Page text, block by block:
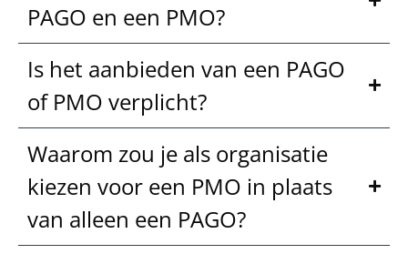
PAGO en een PMO?
Is het aanbieden van een PAGO
of PMO verplicht?
Waarom zou je als organisatie
kiezen voor een PMO in plaats
van alleen een PAGO?